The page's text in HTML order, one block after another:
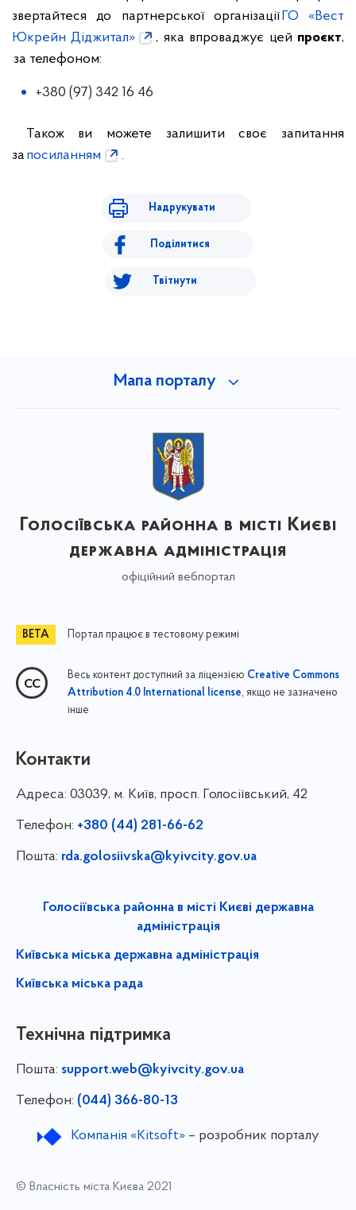
звертайтеся до партнерської організації ГО «Вест
Юкрейн Діджитал»
, яка впроваджує цей проєкт,
за телефоном:
+380 (97) 342 16 46
Також ви можете залишити своє запитання
за посиланням .
Надрукувати
Поділитися
Твітнути
Мапа порталу
Голосіївська районна в місті Києві
державна адміністрація
офіційний вебпортал
Портал працює в тестовому режимі
Весь контент доступний за ліцензією Creative Commons
Attribution 4.0 International license, якщо не зазначено
інше
Контакти
Адреса: 03039, м. Київ, просп. Голосіївський, 42
Телефон: +380 (44) 281-66-62
Пошта: rda.golosiivska@kyivcity.gov.ua
Голосіївська районна в місті Києві державна
адміністрація
Київська міська державна адміністрація
Київська міська рада
Технічна підтримка
Пошта: support.web@kyivcity.gov.ua
Телефон: (044) 366-80-13
Компанія «Kitsoft»– розробник порталу
© Власність міста Києва 2021